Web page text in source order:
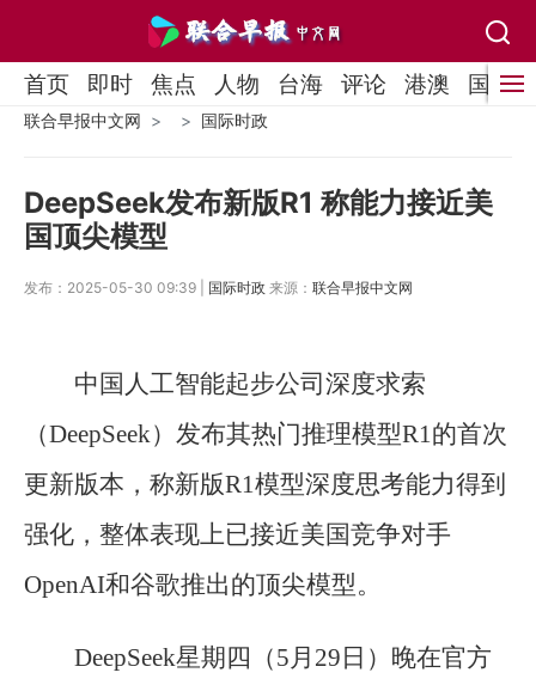
首页 即时 焦点 人物 台海 评论 港澳 国际
联合早报中文网 国际时政
DeepSeek发布新版R1 称能力接近美
国顶尖模型
发布：2025-05-30 09:39 | 国际时政 来源： 联合早报中文网
中国人工智能起步公司深度求索
（DeepSeek）发布其热门推理模型R1的首次
更新版本，称新版R1模型深度思考能力得到
强化，整体表现上已接近美国竞争对手
OpenAI和谷歌推出的顶尖模型。
DeepSeek星期四（5月29日）晚在官方